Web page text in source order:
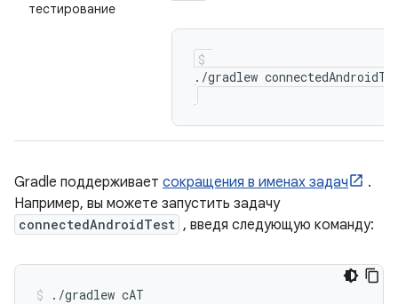
тестирование
Gradle поддерживает сокращения в именах задач
.
Например, вы можете запустить задачу
connectedAndroidTest , введя следующую команду:
./gradlew cAT